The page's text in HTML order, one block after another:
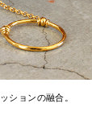
ションの融合。